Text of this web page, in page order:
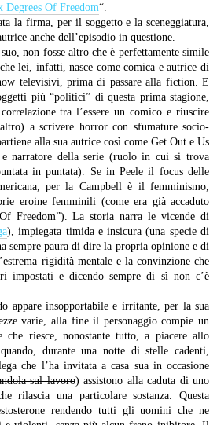
Degrees Of Freedom“.
la firma, per il soggetto e la sceneggiatura,
autrice anche dell’episodio in questione.
non fosse altro che è perfettamente simile
lei, infatti, nasce come comica e autrice di
televisivi, prima di passare alla fiction. E
più “politici” di questa prima stagione,
tra l’essere un comico e riuscire
a scrivere horror con sfumature socio-
alla sua autrice così come Get Out e Us
e narratore della serie (ruolo in cui si trova
in puntata). Se in Peele il focus delle
per la Campbell è il femminismo,
eroine femminili (come era già accaduto
Freedom”).
La storia narra le vicende di
), impiegata timida e insicura (una specie di
sempre paura di dire la propria opinione e di
rigidità mentale e la convinzione che
impostati e dicendo sempre di sì non c’è
appare insopportabile e irritante, per la sua
varie, alla fine il personaggio compie un
che riesce, nonostante tutto, a piacere allo
durante una notte di stelle cadenti,
che l’ha invitata a casa sua in occasione
sul lavoro) assistono alla caduta di uno
rilascia una particolare sostanza. Questa
rendendo tutti gli uomini che ne